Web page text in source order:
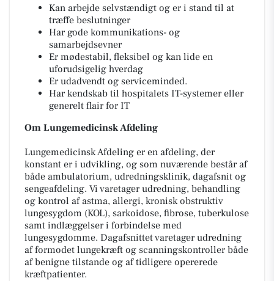
Kan arbejde selvstændigt og er i stand til at
træffe beslutninger
Har gode kommunikations- og
samarbejdsevner
Er mødestabil, fleksibel og kan lide en
uforudsigelig hverdag
Er udadvendt og serviceminded.
Har kendskab til hospitalets IT-systemer eller
generelt flair for IT
Om Lungemedicinsk Afdeling
Lungemedicinsk Afdeling er en afdeling, der
konstant er i udvikling, og som nuværende består af
både ambulatorium, udredningsklinik, dagafsnit og
sengeafdeling. Vi varetager udredning, behandling
og kontrol af astma, allergi, kronisk obstruktiv
lungesygdom (KOL), sarkoidose, fibrose, tuberkulose
samt indlæggelser i forbindelse med
lungesygdomme. Dagafsnittet varetager udredning
af formodet lungekræft og scanningskontroller både
af benigne tilstande og af tidligere opererede
kræftpatienter.